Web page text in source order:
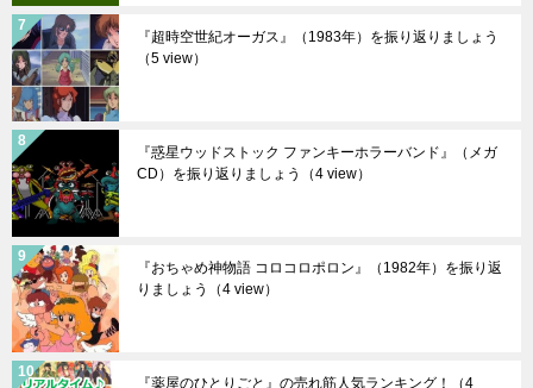
『超時空世紀オーガス』（1983年）を振り返りましょう
（5 view）
『惑星ウッドストック ファンキーホラーバンド』（メガ
CD）を振り返りましょう
（4 view）
『おちゃめ神物語 コロコロポロン』（1982年）を振り返
りましょう
（4 view）
『薬屋のひとりごと』の売れ筋人気ランキング！ （4